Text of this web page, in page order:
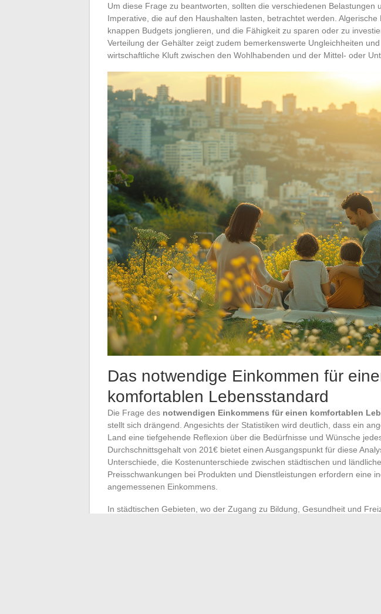
Um diese Frage zu beantworten, sollten die verschiedenen Belastungen
Imperative, die auf den Haushalten lasten, betrachtet werden.
knappen Budgets jonglieren, und die Fähigkeit zu sparen oder zu
Verteilung der Gehälter zeigt zudem bemerkenswerte Ungleichheiten
wirtschaftliche Kluft zwischen den Wohlhabenden und der Mittel- oder
Das notwendige Einkommen für
komfortablen Lebensstandard
Die Frage des notwendigen Einkommens für einen komfortablen
stellt sich drängend. Angesichts der Statistiken wird deutlich, dass ein
Land eine tiefgehende Reflexion über die Bedürfnisse und Wünsche
Durchschnittsgehalt von 201€ bietet einen Ausgangspunkt für diese
Unterschiede, die Kostenunterschiede zwischen städtischen und
Preisschwankungen bei Produkten und Dienstleistungen erfordern eine
angemessenen Einkommens.
In städtischen Gebieten, wo der Zugang zu Bildung, Gesundheit und